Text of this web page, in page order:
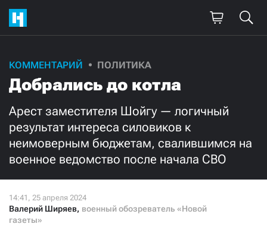
КОММЕНТАРИЙ ПОЛИТИКА
Добрались до котла
Арест заместителя Шойгу — логичный
результат интереса силовиков к
неимоверным бюджетам, свалившимся на
военное ведомство после начала СВО
Валерий Ширяев, военный обозреватель «Новой
газеты»
Поддержите
нашу работу!
Ежемесячно Разово
3000 1000